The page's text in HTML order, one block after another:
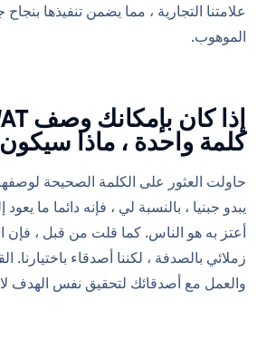
علامتنا التجارية ، مما يضمن تنفيذها
الموهوب.
كلمة واحدة ، ماذا سيكون
يبدو جبنيا ، بالنسبة لي ، فإنه دائما ما يعود
زملائي بالصدفة ، لكننا أصدقاء باختيارنا.
والعمل مع أصدقائك لتحقيق نفس الهدف لا